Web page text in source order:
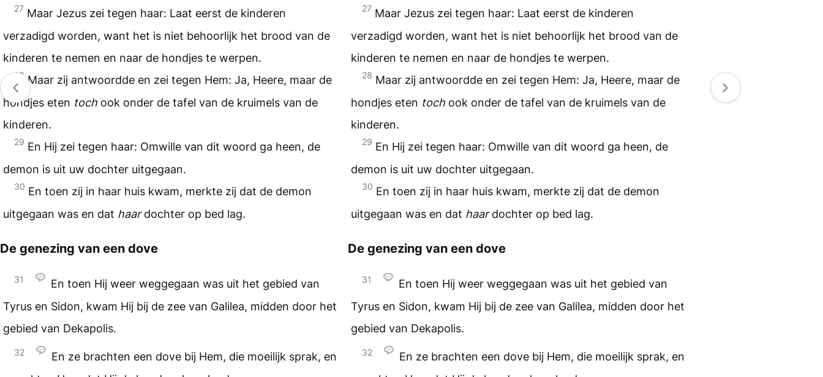
27 Maar Jezus zei tegen haar: Laat eerst de kinderen
verzadigd worden, want het is niet behoorlijk het brood van de
kinderen te nemen en naar de hondjes te werpen.
28 Maar zij antwoordde en zei tegen Hem: Ja, Heere, maar de
hondjes eten toch ook onder de tafel van de kruimels van de
kinderen.
29 En Hij zei tegen haar: Omwille van dit woord ga heen, de
demon is uit uw dochter uitgegaan.
30 En toen zij in haar huis kwam, merkte zij dat de demon
uitgegaan was en dat haardochter op bed lag.
De genezing van een dove
31
En toen Hij weer weggegaan was uit het gebied van
Tyrus en Sidon, kwam Hij bij de zee van Galilea, midden door het
gebied van Dekapolis.
32
En ze brachten een dove bij Hem, die moeilijk sprak, en
27 Maar Jezus zei tegen haar: Laat eerst de kinderen
verzadigd worden, want het is niet behoorlijk het brood van de
kinderen te nemen en naar de hondjes te werpen.
28 Maar zij antwoordde en zei tegen Hem: Ja, Heere, maar de
hondjes eten tochook onder de tafel van de kruimels van de
kinderen.
29 En Hij zei tegen haar: Omwille van dit woord ga heen, de
demon is uit uw dochter uitgegaan.
30 En toen zij in haar huis kwam, merkte zij dat de demon
uitgegaan was en dat haardochter op bed lag.
De genezing van een dove
31
En toen Hij weer weggegaan was uit het gebied van
Tyrus en Sidon, kwam Hij bij de zee van Galilea, midden door het
gebied van Dekapolis.
32
En ze brachten een dove bij Hem, die moeilijk sprak, en